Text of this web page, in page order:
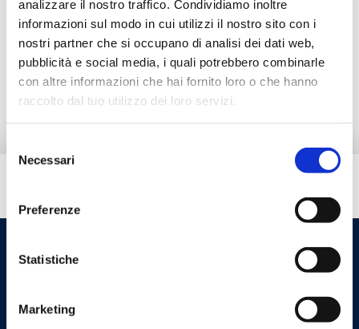
analizzare il nostro traffico. Condividiamo inoltre
informazioni sul modo in cui utilizzi il nostro sito con i
nostri partner che si occupano di analisi dei dati web,
pubblicità e social media, i quali potrebbero combinarle
con altre informazioni che hai fornito loro o che hanno
raccolto dal tuo utilizzo dei loro servizi.
delNecessari
Preferenze
Statistiche
Marketing
Documentation
Spare parts